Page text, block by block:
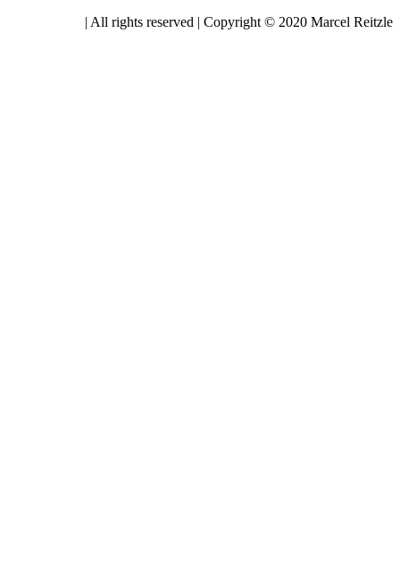
| All rights reserved | Copyright © 2020 Marcel Reitzle